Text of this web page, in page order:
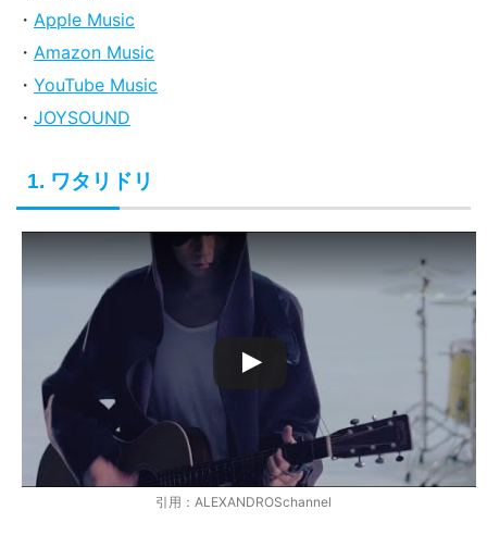
・ Apple Music
・ Amazon Music
・ YouTube Music
・ JOYSOUND
1. ワタリドリ
引用：ALEXANDROSchannel